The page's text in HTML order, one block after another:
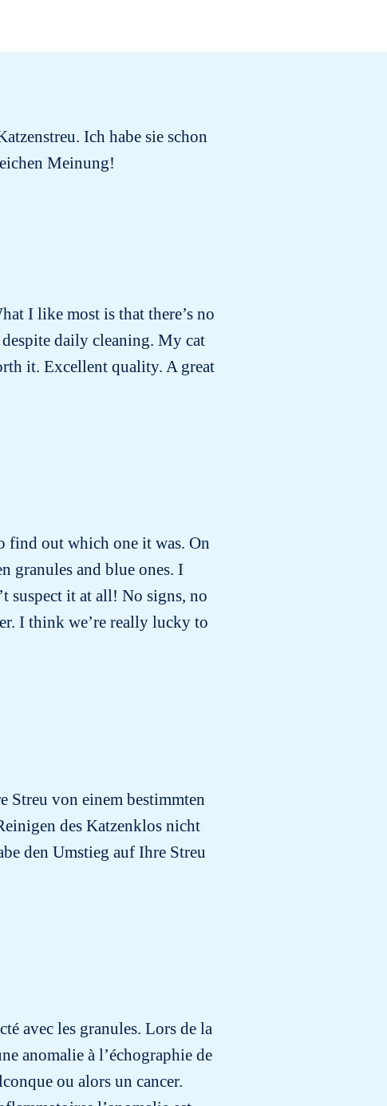
Ich habe sie schon
Meinung!
I like most is that there’s no
daily cleaning. My cat
it. Excellent quality. A great
find out which one it was. On
granules and blue ones. I
suspect it at all! No signs, no
I think we’re really lucky to
Streu von einem bestimmten
des Katzenklos nicht
den Umstieg auf Ihre Streu
avec les granules. Lors de la
anomalie à l’échographie de
ou alors un cancer.